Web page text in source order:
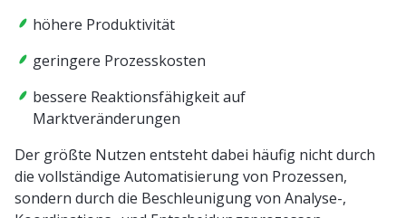
höhere Produktivität
geringere Prozesskosten
bessere Reaktionsfähigkeit auf
Marktveränderungen
Der größte Nutzen entsteht dabei häufig nicht durch
die vollständige Automatisierung von Prozessen,
sondern durch die Beschleunigung von Analyse-,